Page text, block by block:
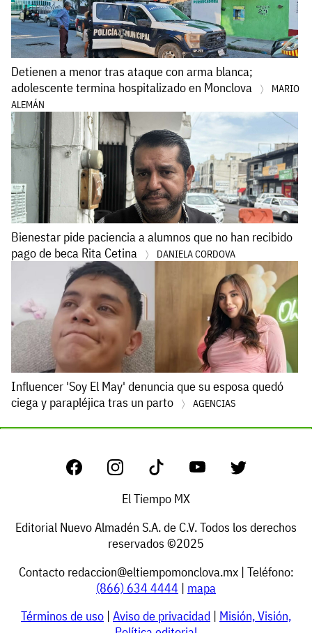
Detienen a menor tras ataque con arma blanca;
adolescente termina hospitalizado en Monclova
MARIO
ALEMÁN
Bienestar pide paciencia a alumnos que no han recibido
pago de beca Rita Cetina
DANIELA CORDOVA
Influencer 'Soy El May' denuncia que su esposa quedó
ciega y parapléjica tras un parto
AGENCIAS
El Tiempo MX
Editorial Nuevo Almadén S.A. de C.V. Todos los derechos
reservados ©2025
Contacto redaccion@eltiempomonclova.mx| Teléfono:
(866) 634 4444 | mapa
Términos de uso | Aviso de privacidad | Misión, Visión,